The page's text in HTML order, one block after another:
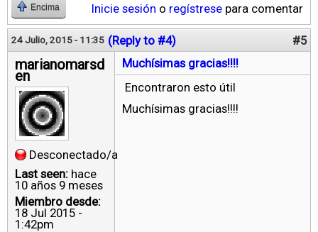
Encima Inicie sesión o regístrese para comentar
24 Julio, 2015 - 11:35 (Reply to #4) #5
marianomarsd
en
Desconectado/a
Last seen: hace
10 años 9 meses
Miembro desde:
18 Jul 2015 -
1:42pm
Muchísimas gracias!!!!
Encontraron esto útil
Muchísimas gracias!!!!